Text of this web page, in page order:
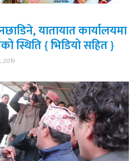
यातायात कार्यालयमा
स्थिति { भिडियो सहित }
2019